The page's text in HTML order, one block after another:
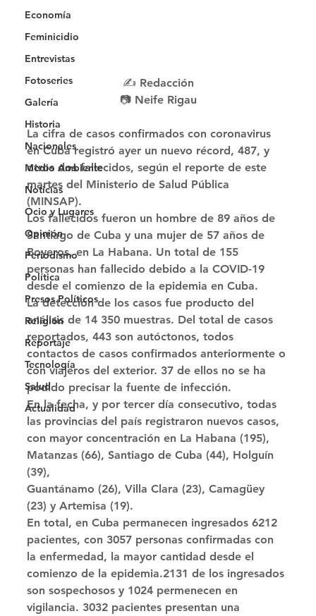
Economía
Feminicidio
Entrevistas
Fotoseries
Galería
Historia
Nacionales
Medio Ambiente
Noticias
Ocio y Lugares
Opinión
Periodismo
Política
Presos Políticos
Religión
Reportaje
Tecnología
Salud
Actualidad
✍️ Redacción
📷 Neife Rigau
La cifra de casos confirmados con coronavirus
en Cuba registró ayer un nuevo récord, 487, y
otros dos fallecidos, según el reporte de este
martes del Ministerio de Salud Pública
(MINSAP).
Los fallecidos fueron un hombre de 89 años de
Santiago de Cuba y una mujer de 57 años de
Boyeros, en La Habana. Un total de 155
personas han fallecido debido a la COVID-19
desde el comienzo de la epidemia en Cuba.
La detección de los casos fue producto del
análisis de 14 350 muestras. Del total de casos
reportados, 443 son autóctonos, todos
contactos de casos confirmados anteriormente o
con viajeros del exterior. 37 de ellos no se ha
podido precisar la fuente de infección.
En la fecha, y por tercer día consecutivo, todas
las provincias del país registraron nuevos casos,
con mayor concentración en La Habana (195),
Matanzas (66), Santiago de Cuba (44), Holguín
(39),
Guantánamo (26), Villa Clara (23), Camagüey
(23) y Artemisa (19).
En total, en Cuba permanecen ingresados 6212
pacientes, con 3057 personas confirmadas con
la enfermedad, la mayor cantidad desde el
comienzo de la epidemia.2131 de los ingresados
son sospechosos y 1024 permenecen en
vigilancia. 3032 pacientes presentan una